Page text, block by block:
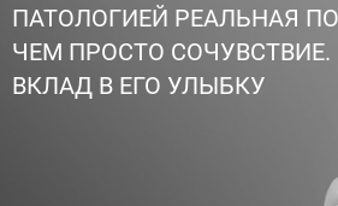
ПАТОЛОГИЕЙ РЕАЛЬНАЯ
ЧЕМ ПРОСТО
ВКЛАД В ЕГО УЛЫБКУ